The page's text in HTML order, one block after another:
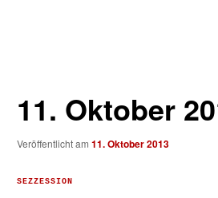
11. Oktober
Veröffentlicht am 11. Oktober 2013
SEZZESSION